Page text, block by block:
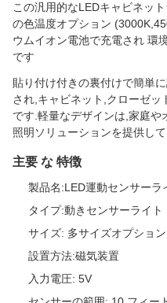
この汎用的なLEDキャビネッ
の色温度オプション
ウムイオン電池で充電され 環
です
貼り付け付きの裏付けで簡単
され,キャビネット,クローゼッ
です.軽量なデザインは,家庭や
照明ソリューションを提供して
主要 な 特徴
製品名:LED運動センサーラ
タイプ:動きセンサーライト
サイズ: 多サイズオプション
設置方法:磁気装置
入力電圧: 5V